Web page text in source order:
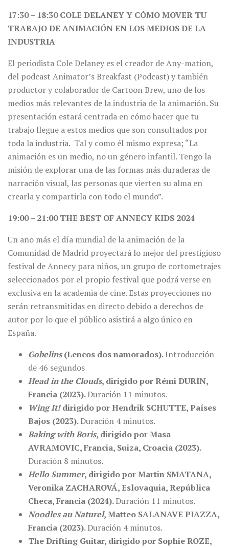
17:30 – 18:30 COLE DELANEY Y CÓMO MOVER TU
TRABAJO DE ANIMACIÓN EN LOS MEDIOS DE LA
INDUSTRIA
El periodista Cole Delaney es el creador de Any-mation,
del podcast Animator’s Breakfast (Podcast) y también
productor y colaborador de Cartoon Brew, uno de los
medios más relevantes de la industria de la animación. Su
presentación estará centrada en cómo hacer que tu
trabajo llegue a estos medios que son consultados por
toda la industria. Tal y como él mismo expresa; “La
animación es un medio, no un género infantil. Tengo la
misión de explorar una de las formas más duraderas de
narración visual, las personas que vierten su alma en
crearla y compartirla con todo el mundo”.
19:00 – 21:00 THE BEST OF ANNECY KIDS 2024
Un año más el día mundial de la animación de la
Comunidad de Madrid proyectará lo mejor del prestigioso
festival de Annecy para niños, un grupo de cortometrajes
seleccionados por el propio festival que podrá verse en
exclusiva en la academia de cine. Estas proyecciones no
serán retransmitidas en directo debido a derechos de
autor por lo que el público asistirá a algo único en
España.
Gobelins(Lencos dos namorados).Introducción
de 46 segundos
Head in the Clouds, dirigido por Rémi DURIN,
Francia (2023).Duración 11 minutos.
Wing It!dirigido por Hendrik SCHUTTE, Países
Bajos (2023).Duración 4 minutos.
Baking with Boris, dirigido por Masa
AVRAMOVIC, Francia, Suiza, Croacia (2023).
Duración 8 minutos.
Hello Summer, dirigido por Martin SMATANA,
Veronika ZACHAROVÁ, Eslovaquia, República
Checa, Francia (2024).Duración 11 minutos.
Noodles au Naturel, Matteo SALANAVE PIAZZA,
Francia (2023).Duración 4 minutos.
The Drifting Guitar, dirigido por Sophie ROZE,